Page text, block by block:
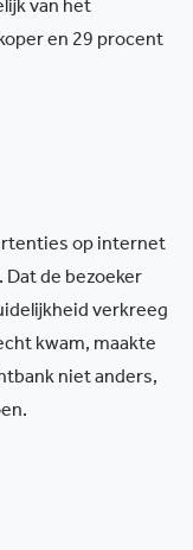
van het
en 29 procent
op internet
de bezoeker
verkreeg
kwam, maakte
niet anders,